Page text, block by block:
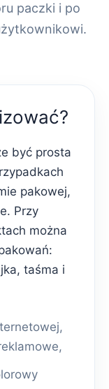
paczki i po
być prosta
pakowej,
Przy
można
taśma i